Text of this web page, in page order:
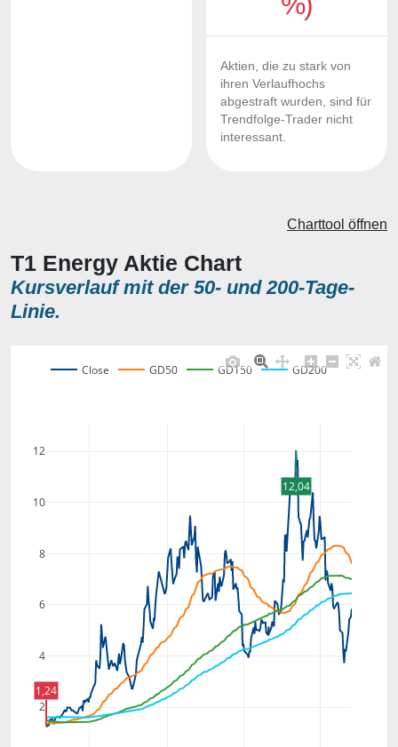
Aktien, die zu stark von
ihren Verlaufhochs
abgestraft wurden, sind für
Trendfolge-Trader nicht
interessant.
T1 Energy Aktie Chart
Kursverlauf mit der 50- und 200-Tage-
Linie.
Charttool öffnen
2
4
6
8
10
12
Close GD50 GD150 GD200
12,04
1,24